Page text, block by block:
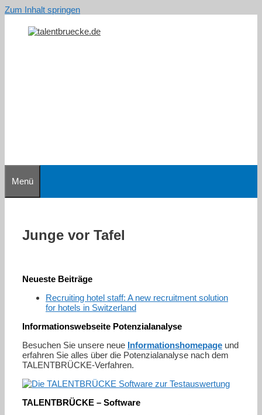
Zum Inhalt springen
Menü
Junge vor Tafel
Neueste Beiträge
Recruiting hotel staff: A new recruitment solution
for hotels in Switzerland
Informationswebseite Potenzialanalyse
Besuchen Sie unsere neue Informationshomepage und
erfahren Sie alles über die Potenzialanalyse nach dem
TALENTBRÜCKE-Verfahren.
TALENTBRÜCKE – Software